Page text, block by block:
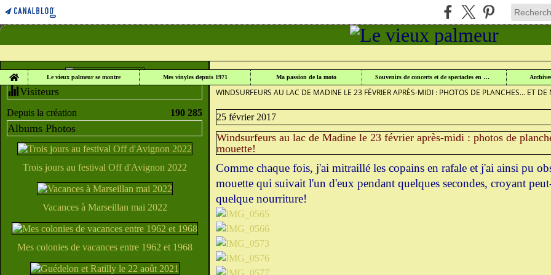
Home
Le vieux palmeur se montre Mes vinyles depuis 1971 Ma passion de la moto Souvenirs de concerts et de spectacles en Lorraine
Visiteurs
Depuis la création 190 285
Albums Photos
Trois jours au festival Off d'Avignon 2022
Vacances à Marseillan mai 2022
Mes colonies de vacances entre 1962 et 1968
LE VIEUX PALMEUR > WINDSURF AU LAC DE MADINE >
WINDSURFEURS AU LAC DE MADINE LE 23 FÉVRIER APRÈS-MIDI : PHOTOS DE PLANCHES... ET DE
25 février 2017
Windsurfeurs au lac de Madine le 23 février après-midi : photos de
mouette!
Comme chaque fois, j'ai mitraillé les copains en rafale et j'ai ainsi pu
mouette qui suivait l'un d'eux pendant quelques secondes, croyant
quelque nourriture!